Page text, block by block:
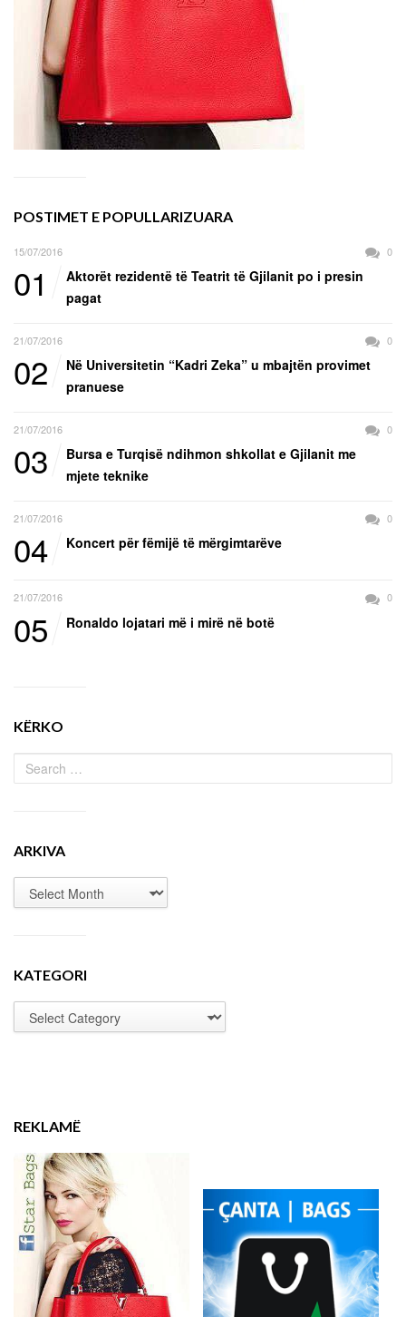
POSTIMET E POPULLARIZUARA
15/07/2016 0
01
Aktorët rezidentë të Teatrit të Gjilanit po i presin
pagat
21/07/2016 0
02
Në Universitetin “Kadri Zeka” u mbajtën provimet
pranuese
21/07/2016 0
03
Bursa e Turqisë ndihmon shkollat e Gjilanit me
mjete teknike
21/07/2016 0
04 Koncert për fëmijë të mërgimtarëve
21/07/2016 0
05 Ronaldo lojatari më i mirë në botë
KËRKO
ARKIVA
KATEGORI
REKLAMË